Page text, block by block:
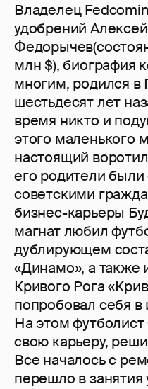
Владелец
удобрений Алексей
млн $), биография
многим, родился в
шестьдесят лет
время никто и
этого маленького
настоящий
его родители
советскими
бизнес-карьеры
магнат любил
дублирующем
«Динамо», а также
Кривого Рога
попробовал себя
На этом
свою карьеру,
Все началось с
перешло в